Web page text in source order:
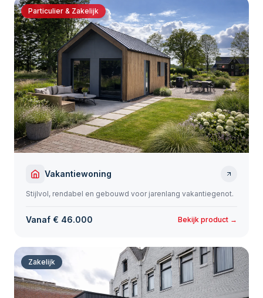
Particulier & Zakelijk
Vakantiewoning
Stijlvol, rendabel en gebouwd voor jarenlang vakantiegenot.
Vanaf € 46.000 Bekijk product →
Zakelijk